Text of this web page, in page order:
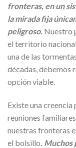
fronteras, en un
la mirada fija
peligroso. Nuestro
el territorio
una de las
décadas, debemos
opción viable.
Existe una creencia
reuniones
nuestras fronteras
el bolsillo. Muchos